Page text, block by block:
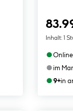
Inhalt: 1
●
●im
●9+in